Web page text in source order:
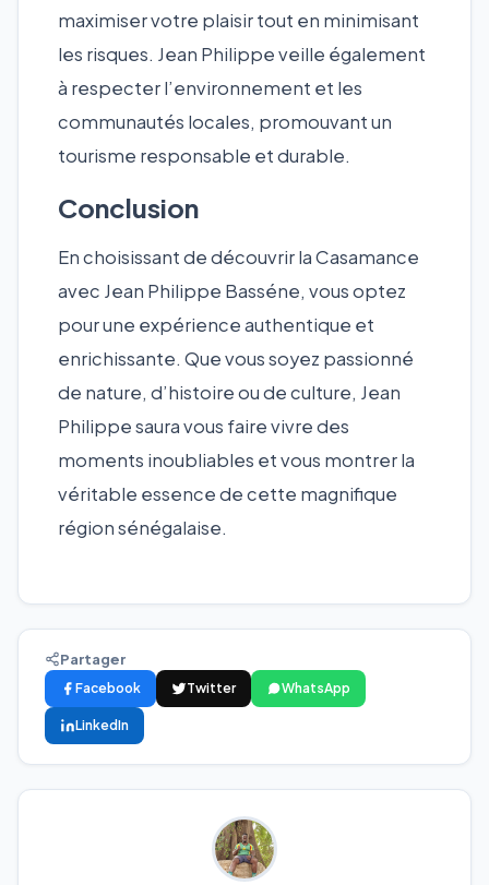
maximiser votre plaisir tout en minimisant
les risques. Jean Philippe veille également
à respecter l’environnement et les
communautés locales, promouvant un
tourisme responsable et durable.
Conclusion
En choisissant de découvrir la Casamance
avec Jean Philippe Basséne, vous optez
pour une expérience authentique et
enrichissante. Que vous soyez passionné
de nature, d’histoire ou de culture, Jean
Philippe saura vous faire vivre des
moments inoubliables et vous montrer la
véritable essence de cette magnifique
région sénégalaise.
Partager
Facebook Twitter WhatsApp
LinkedIn